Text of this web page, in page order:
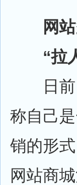
网站
“拉人
日前
称自己
销的形
网站商